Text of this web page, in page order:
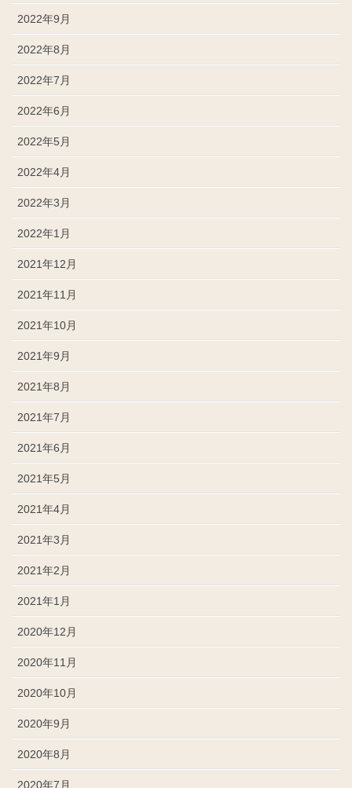
2022年9月
2022年8月
2022年7月
2022年6月
2022年5月
2022年4月
2022年3月
2022年1月
2021年12月
2021年11月
2021年10月
2021年9月
2021年8月
2021年7月
2021年6月
2021年5月
2021年4月
2021年3月
2021年2月
2021年1月
2020年12月
2020年11月
2020年10月
2020年9月
2020年8月
2020年7月